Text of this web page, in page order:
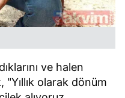
ve halen
olarak dönüm